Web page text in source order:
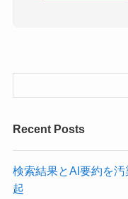
Recent Posts
検索結果とAI要約を
起